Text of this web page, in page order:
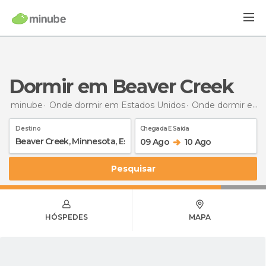
Dormir em Beaver Creek
minube Onde dormir em Estados Unidos Onde dormir em Minnesota
Destino Chegada E Saída
09 Ago 10 Ago
Pesquisar
HÓSPEDES MAPA